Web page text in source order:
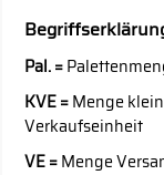
Pal. =
KVE =Menge
Verkaufseinheit
VE =Menge